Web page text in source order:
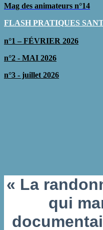
Mag des animateurs n°14
FLASH PRATIQUES SAN
n°1 – FÉVRIER 2026
n°2 - MAI 2026
n°3 - juillet 2026
« La
qui